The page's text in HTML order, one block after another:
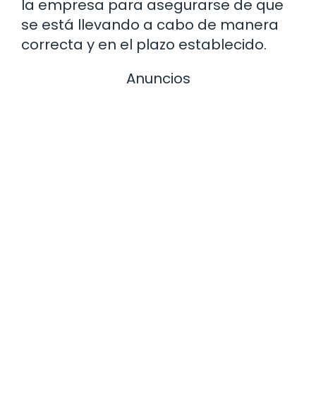
la empresa para asegurarse de que
se está llevando a cabo de manera
correcta y en el plazo establecido.
Anuncios